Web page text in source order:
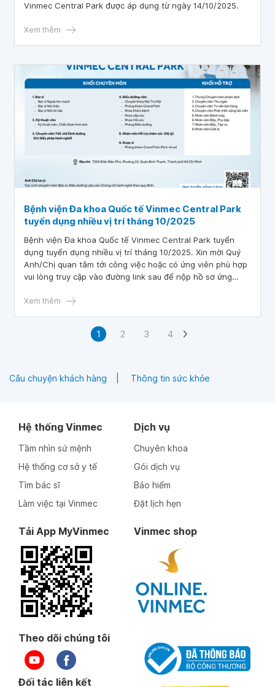
Vinmec Central Park được áp dụng từ ngày 14/10/2025.
Xem thêm
Bệnh viện Đa khoa Quốc tế Vinmec Central Park
tuyển dụng nhiều vị trí tháng 10/2025
Bệnh viện Đa khoa Quốc tế Vinmec Central Park tuyển
dụng tuyển dụng nhiều vị trí tháng 10/2025. Xin mời Quý
Anh/Chị quan tâm tới công việc hoặc có ứng viên phù hợp
vui lòng truy cập vào đường link sau để nộp hồ sơ ứng
Xem thêm
1 2 3 4
Câu chuyện khách hàng Thông tin sức khỏe
Hệ thống Vinmec
Tầm nhìn sứ mệnh
Hệ thống cơ sở y tế
Tìm bác sĩ
Làm việc tại Vinmec
Dịch vụ
Chuyên khoa
Gói dịch vụ
Bảo hiểm
Đặt lịch hẹn
Tải App MyVinmec Vinmec shop
Theo dõi chúng tôi
Đối tác liên kết